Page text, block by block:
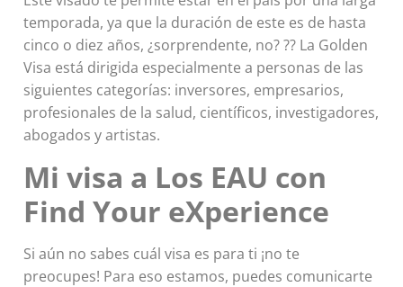
temporada, ya que la duración de este es de hasta
cinco o diez años, ¿sorprendente, no? ?? La Golden
Visa está dirigida especialmente a personas de las
siguientes categorías: inversores, empresarios,
profesionales de la salud, científicos, investigadores,
abogados y artistas.
Mi visa a Los EAU con
Find Your eXperience
Si aún no sabes cuál visa es para ti ¡no te
preocupes! Para eso estamos, puedes comunicarte